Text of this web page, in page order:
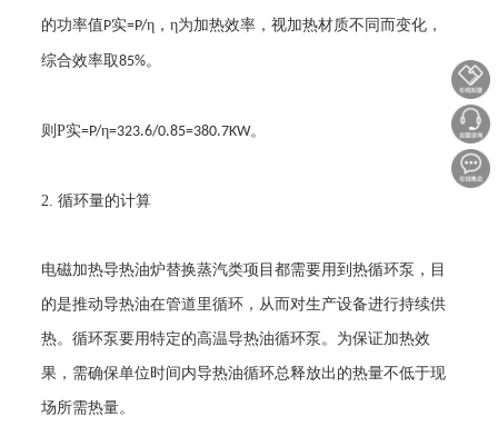
的功率值P实=P/η，η为加热效率，视加热材质不同而变化，
综合效率取85%。
则P实=P/η=323.6/0.85=380.7KW。
2.循环量的计算
电磁加热导热油炉替换蒸汽类项目都需要用到热循环泵，目
的是推动导热油在管道里循环，从而对生产设备进行持续供
热。循环泵要用特定的高温导热油循环泵。为保证加热效
果，需确保单位时间内导热油循环总释放出的热量不低于现
场所需热量。